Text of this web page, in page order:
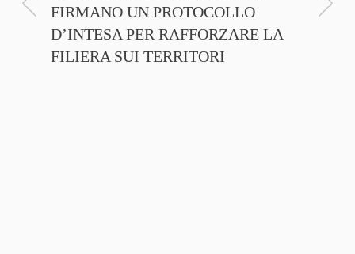
FIRMANO UN PROTOCOLLO
D’INTESA PER RAFFORZARE LA
FILIERA SUI TERRITORI